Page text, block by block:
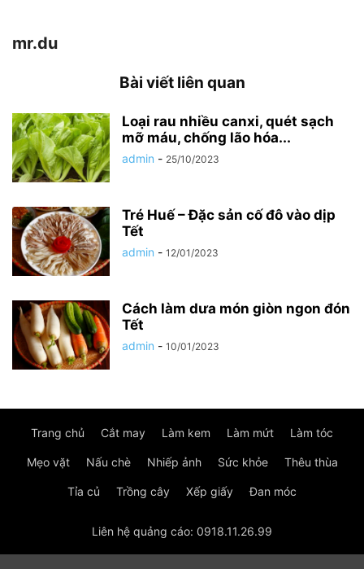
mr.du
Bài viết liên quan
Loại rau nhiều canxi, quét sạch
mỡ máu, chống lão hóa...
admin - 25/10/2023
Tré Huế – Đặc sản cố đô vào dịp
Tết
admin - 12/01/2023
Cách làm dưa món giòn ngon đón
Tết
admin - 10/01/2023
Trang chủ Cắt may Làm kem Làm mứt Làm tóc
Mẹo vặt Nấu chè Nhiếp ảnh Sức khỏe Thêu thùa
Tỉa củ Trồng cây Xếp giấy Đan móc
Liên hệ quảng cáo: 0918.11.26.99